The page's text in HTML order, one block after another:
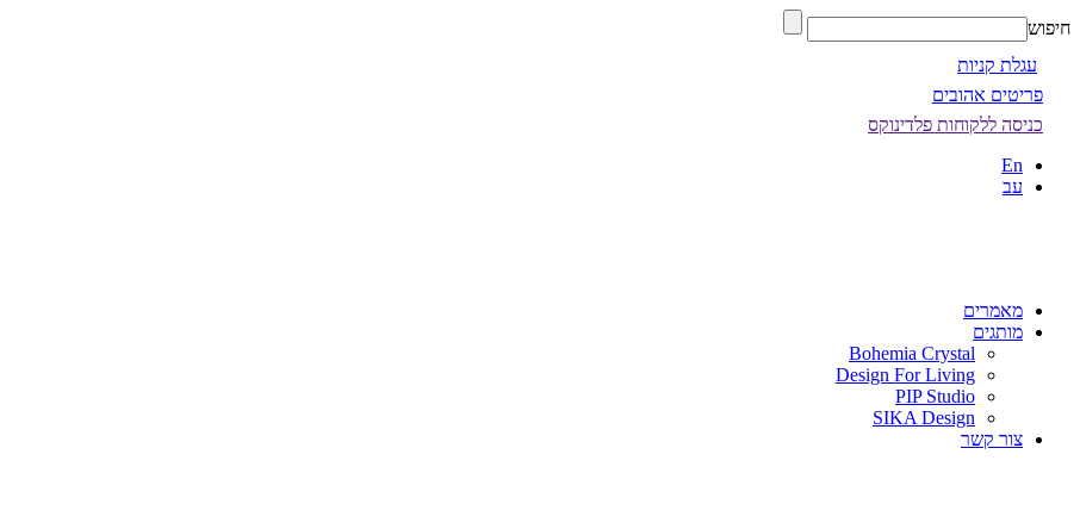
חיפוש
עגלת קניות
פריטים אהובים
כניסה ללקוחות פלדינוקס
En
עב
מאמרים
מותגים
Bohemia Crystal
Design For Living
PIP Studio
SIKA Design
צור קשר